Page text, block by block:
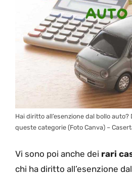
Hai diritto all’esenzione dal bollo
queste categorie (Foto Canva) –
Vi sono poi anche dei rari
chi ha diritto all’esenzione